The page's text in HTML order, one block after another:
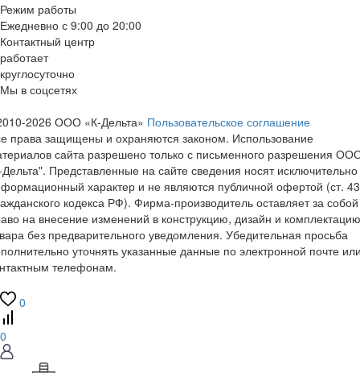
Режим работы
Ежедневно с 9:00 до 20:00
Контактный центр
работает
круглосуточно
Мы в соцсетях
2026 ООО «К-Дельта» Пользовательское соглашение
права защищены и охраняются законом. Использование
сайта разрешено только с письменного разрешения
Представленные на сайте сведения носят исключительно
характер и не являются публичной офертой (ст.
кодекса РФ). Фирма-производитель оставляет за собой
на внесение изменений в конструкцию, дизайн и комплектацию
без предварительного уведомления. Убедительная просьба
уточнять указанные данные по электронной почте
телефонам.
0
0